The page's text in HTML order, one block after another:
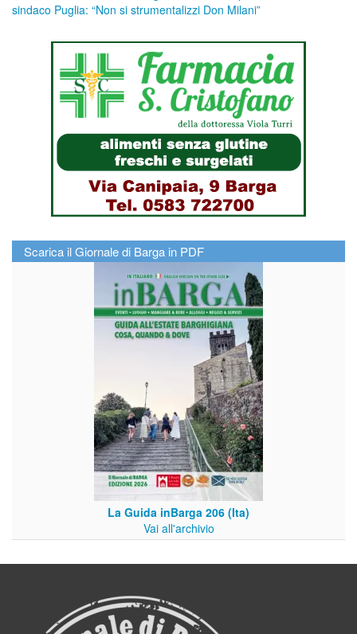
sindaco Puglia: “Non si strumentalizzi Don Milani”
Scarica il Giornale di Barga in PDF
La Guida inBarga 206 (Ita)
Vai all'archivio